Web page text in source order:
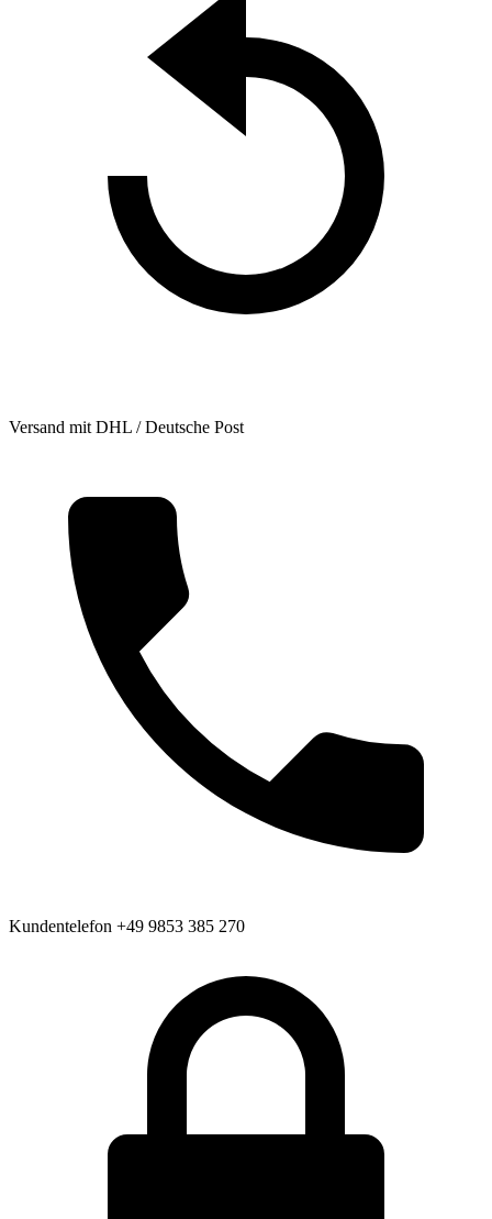
Versand mit DHL / Deutsche Post
Kundentelefon +49 9853 385 270